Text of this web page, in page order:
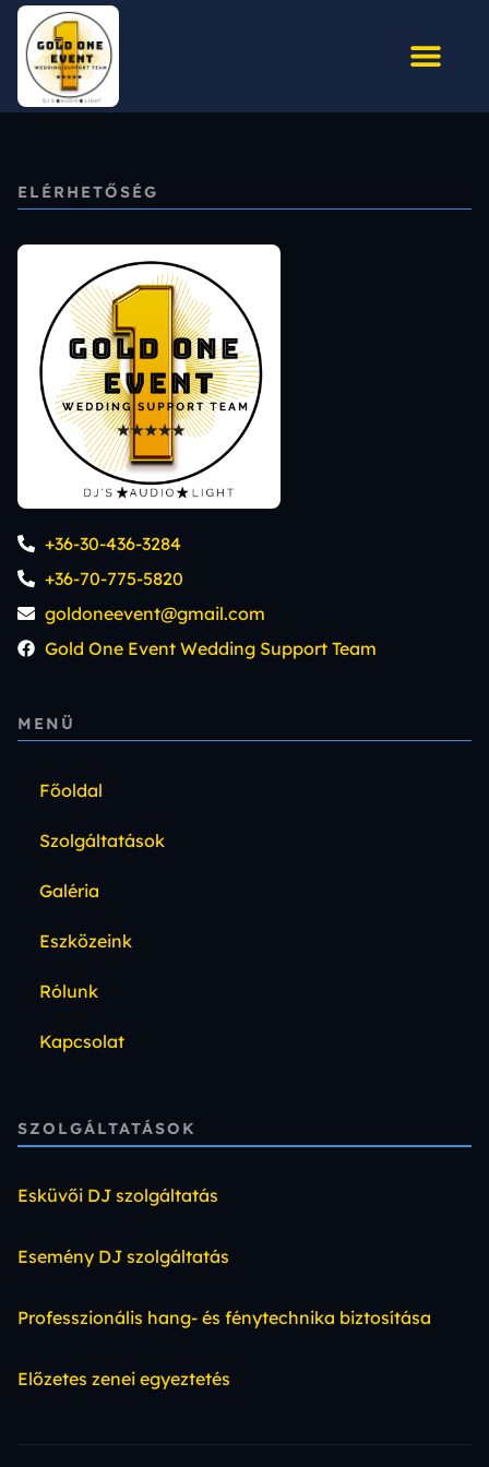
ELÉRHETŐSÉG
+36-30-436-3284
+36-70-775-5820
goldoneevent@gmail.com
Gold One Event Wedding Support Team
MENÜ
Főoldal
Szolgáltatások
Galéria
Eszközeink
Rólunk
Kapcsolat
SZOLGÁLTATÁSOK
Esküvői DJ szolgáltatás
Esemény DJ szolgáltatás
Professzionális hang- és fénytechnika biztosítása
Előzetes zenei egyeztetés